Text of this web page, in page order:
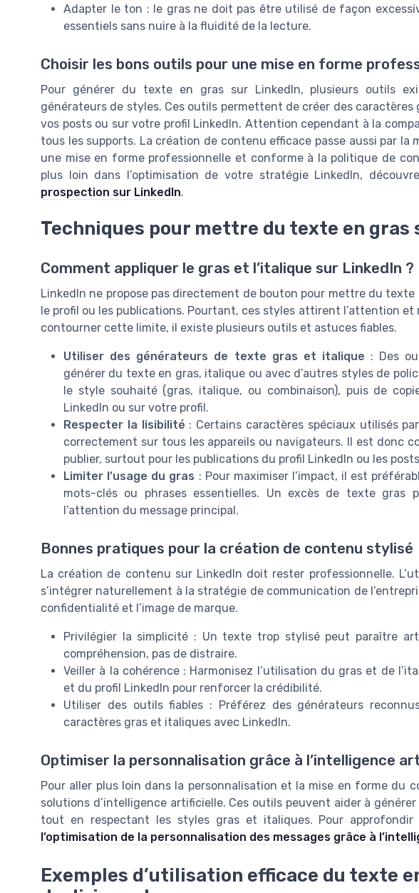
Adapter le ton : le gras ne doit pas être utilisé de façon
essentiels sans nuire à la fluidité de la lecture.
Choisir les bons outils pour une mise en forme
Pour générer du texte en gras sur LinkedIn, plusieurs outils
générateurs de styles. Ces outils permettent de créer des
vos posts ou sur votre profil LinkedIn. Attention cependant à la
tous les supports. La création de contenu efficace passe aussi par
une mise en forme professionnelle et conforme à la politique de
plus loin dans l’optimisation de votre stratégie LinkedIn,
prospection sur LinkedIn.
Techniques pour mettre du texte en gras
Comment appliquer le gras et l’italique sur LinkedIn ?
LinkedIn ne propose pas directement de bouton pour mettre du
le profil ou les publications. Pourtant, ces styles attirent l’attention
contourner cette limite, il existe plusieurs outils et astuces fiables.
Utiliser des générateurs de texte gras et italique : Des
générer du texte en gras, italique ou avec d’autres styles de
le style souhaité (gras, italique, ou combinaison), puis de
LinkedIn ou sur votre profil.
Respecter la lisibilité : Certains caractères spéciaux utilisés
correctement sur tous les appareils ou navigateurs. Il est donc
publier, surtout pour les publications du profil LinkedIn ou les
Limiter l’usage du gras : Pour maximiser l’impact, il est
mots-clés ou phrases essentielles. Un excès de texte
l’attention du message principal.
Bonnes pratiques pour la création de contenu stylisé
La création de contenu sur LinkedIn doit rester professionnelle.
s’intégrer naturellement à la stratégie de communication de
confidentialité et l’image de marque.
Privilégier la simplicité : Un texte trop stylisé peut paraître
compréhension, pas de distraire.
Veiller à la cohérence : Harmonisez l’utilisation du gras et de
et du profil LinkedIn pour renforcer la crédibilité.
Utiliser des outils fiables : Préférez des générateurs
caractères gras et italiques avec LinkedIn.
Optimiser la personnalisation grâce à l’intelligence
Pour aller plus loin dans la personnalisation et la mise en forme du
solutions d’intelligence artificielle. Ces outils peuvent aider à
tout en respectant les styles gras et italiques. Pour
l’optimisation de la personnalisation des messages grâce à
Exemples d’utilisation efficace du texte